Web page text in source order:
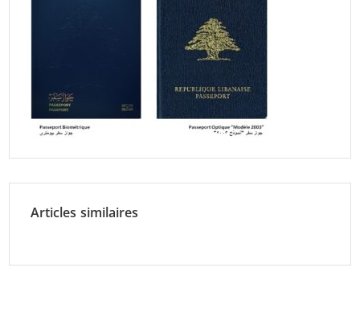
Articles similaires